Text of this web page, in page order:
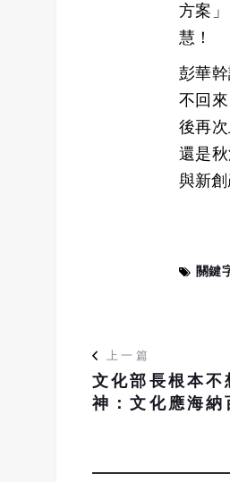
方案
慧！
彭華
不回
後再
還是
與新
關鍵
上一篇
文化部長根本
神：文化應海